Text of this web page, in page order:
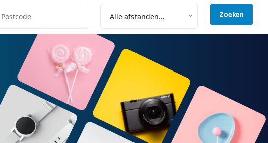
Alle afstanden… Zoeken